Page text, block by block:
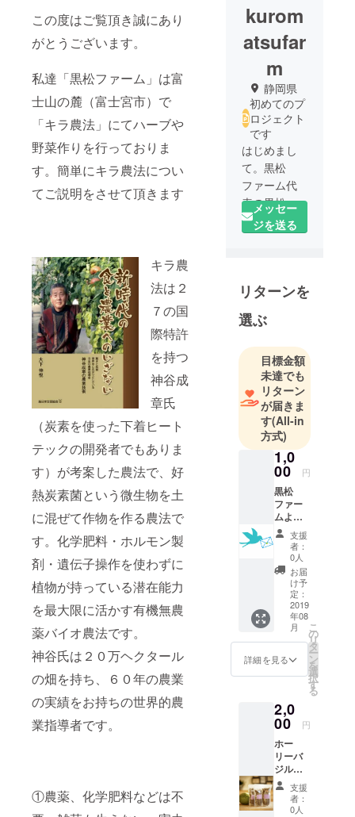
この度はご覧頂き誠にあり
がとうございます。
私達「黒松ファーム」は富
士山の麓（富士宮市）で
「キラ農法」にてハーブや
野菜作りを行っておりま
す。簡単にキラ農法につい
てご説明をさせて頂きます
キラ農
法は２
７の国
際特許
を持つ
神谷成
章氏
（炭素を使った下着ヒート
テックの開発者でもありま
す）が考案した農法で、好
熱炭素菌という微生物を土
に混ぜて作物を作る農法で
す。化学肥料・ホルモン製
剤・遺伝子操作を使わずに
植物が持っている潜在能力
を最大限に活かす有機無農
薬バイオ農法です。
神谷氏は２０万ヘクタール
の畑を持ち、６０年の農業
の実績をお持ちの世界的農
業指導者です。
①農薬、化学肥料などは不
kurom
atsufar
m
静岡県
初めてのプ
ロジェクト
です
はじめまし
て。黒松
ファーム代
表の黒松光
と申しま
す。
おります！
食を通して
HAPPYにし
たいと思っ
ておりま
す。
宜しくお願
い致しま
メッセー
ジを送る
リターンを
選ぶ
目標金額
未達でも
リターン
が届きま
す(All-in
方式)
1,0
00 円
黒松
ファー
ムより
感謝を
込め
て、お
礼のお
手紙を
直筆で
送付さ
せて頂
きま
す。
支援
者：
0人
お届
け予
定：
2019
年08
月
詳細を見る
こ
の
リ
タ
ー
ン
を
選
択
す
る
2,0
00 円
ホー
リーバ
ジル
ティー
（１５
ｇ入り×
支援
者：
0人